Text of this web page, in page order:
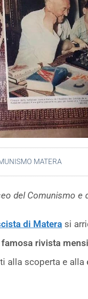
MATERA
del Comunismo e
di Matera si
rivista
alla scoperta e alla